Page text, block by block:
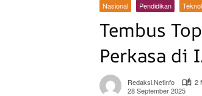
Nasional Pendidikan
Tembus
Perkasa di
Redaksi.netinfo
2
28 September 2025